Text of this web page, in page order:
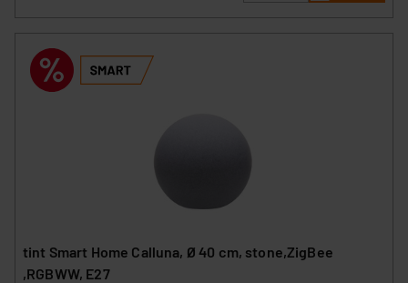
tint Smart Home Calluna, Ø 40 cm, stone,ZigBee
,RGBWW, E27